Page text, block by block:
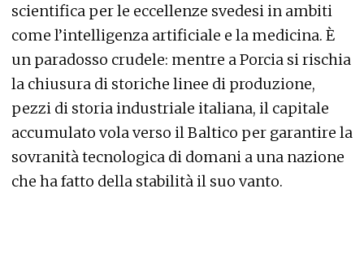
scientifica per le eccellenze svedesi in ambiti
come l’intelligenza artificiale e la medicina. È
un paradosso crudele: mentre a Porcia si rischia
la chiusura di storiche linee di produzione,
pezzi di storia industriale italiana, il capitale
accumulato vola verso il Baltico per garantire la
sovranità tecnologica di domani a una nazione
che ha fatto della stabilità il suo vanto.